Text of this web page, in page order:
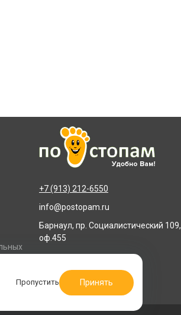
+7 (913) 212-6550
info@postopam.ru
Барнаул, пр. Социалистический 109,
оф.455
Пропустить Принять